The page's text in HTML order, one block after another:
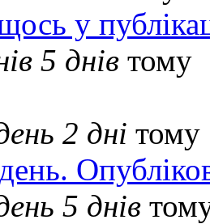
у
5 днів тому
2 дні тому
5 днів